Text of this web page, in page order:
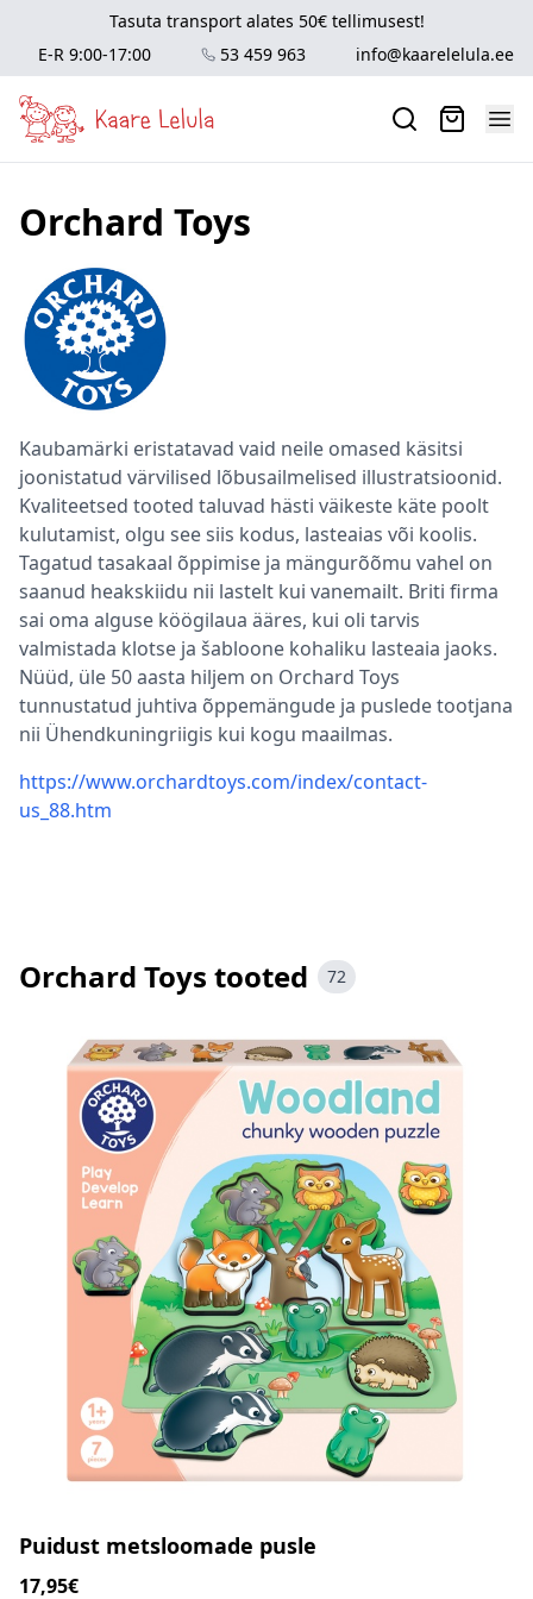
Tasuta transport alates 50€ tellimusest!
E-R 9:00-17:00
53 459 963 info@kaarelelula.ee
Orchard Toys
Kaubamärki eristatavad vaid neile omased käsitsi
joonistatud värvilised lõbusailmelised illustratsioonid.
Kvaliteetsed tooted taluvad hästi väikeste käte poolt
kulutamist, olgu see siis kodus, lasteaias või koolis.
Tagatud tasakaal õppimise ja mängurõõmu vahel on
saanud heakskiidu nii lastelt kui vanemailt. Briti firma
sai oma alguse köögilaua ääres, kui oli tarvis
valmistada klotse ja šabloone kohaliku lasteaia jaoks.
Nüüd, üle 50 aasta hiljem on Orchard Toys
tunnustatud juhtiva õppemängude ja puslede tootjana
nii Ühendkuningriigis kui kogu maailmas.
https://www.orchardtoys.com/index/contact-
us_88.htm
Orchard Toys tooted 72
Puidust metsloomade pusle
17,95€